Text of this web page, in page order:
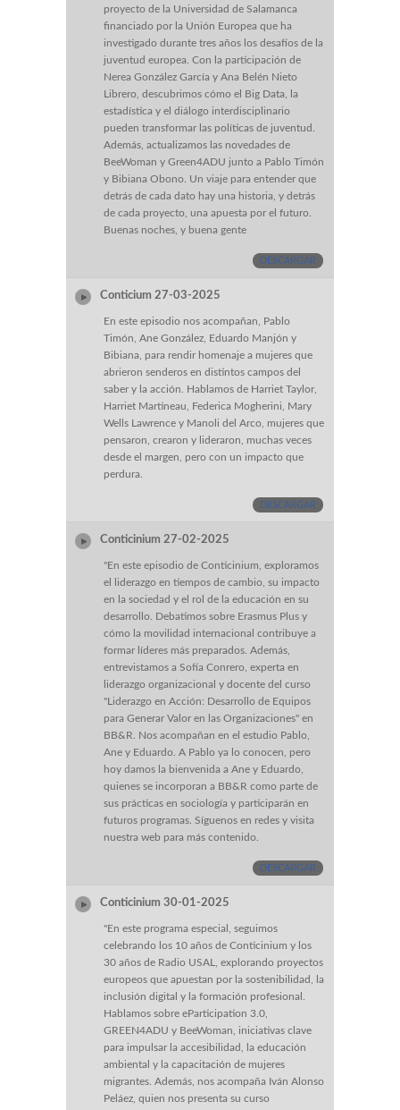
proyecto de la Universidad de Salamanca
financiado por la Unión Europea que ha
investigado durante tres años los desafíos de la
juventud europea. Con la participación de
Nerea González García y Ana Belén Nieto
Librero, descubrimos cómo el Big Data, la
estadística y el diálogo interdisciplinario
pueden transformar las políticas de juventud.
Además, actualizamos las novedades de
BeeWoman y Green4ADU junto a Pablo Timón
y Bibiana Obono. Un viaje para entender que
detrás de cada dato hay una historia, y detrás
de cada proyecto, una apuesta por el futuro.
Buenas noches, y buena gente
DESCARGAR
Conticium 27-03-2025
En este episodio nos acompañan, Pablo
Timón, Ane González, Eduardo Manjón y
Bibiana, para rendir homenaje a mujeres que
abrieron senderos en distintos campos del
saber y la acción. Hablamos de Harriet Taylor,
Harriet Martineau, Federica Mogherini, Mary
Wells Lawrence y Manoli del Arco, mujeres que
pensaron, crearon y lideraron, muchas veces
desde el margen, pero con un impacto que
perdura.
DESCARGAR
Conticinium 27-02-2025
"En este episodio de Conticinium, exploramos
el liderazgo en tiempos de cambio, su impacto
en la sociedad y el rol de la educación en su
desarrollo. Debatimos sobre Erasmus Plus y
cómo la movilidad internacional contribuye a
formar líderes más preparados. Además,
entrevistamos a Sofía Conrero, experta en
liderazgo organizacional y docente del curso
"Liderazgo en Acción: Desarrollo de Equipos
para Generar Valor en las Organizaciones" en
BB&R. Nos acompañan en el estudio Pablo,
Ane y Eduardo. A Pablo ya lo conocen, pero
hoy damos la bienvenida a Ane y Eduardo,
quienes se incorporan a BB&R como parte de
sus prácticas en sociología y participarán en
futuros programas. Síguenos en redes y visita
nuestra web para más contenido.
DESCARGAR
Conticinium 30-01-2025
"En este programa especial, seguimos
celebrando los 10 años de Conticinium y los
30 años de Radio USAL, explorando proyectos
europeos que apuestan por la sostenibilidad, la
inclusión digital y la formación profesional.
Hablamos sobre eParticipation 3.0,
GREEN4ADU y BeeWoman, iniciativas clave
para impulsar la accesibilidad, la educación
ambiental y la capacitación de mujeres
migrantes. Además, nos acompaña Iván Alonso
Peláez, quien nos presenta su curso